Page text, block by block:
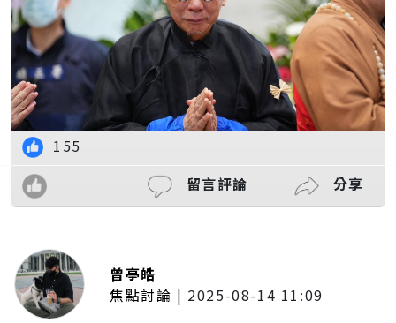
155
留言評論
分享
曾亭皓
焦點討論 | 2025-08-14 11:09